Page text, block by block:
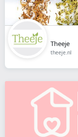
Theeje
theeje.nl